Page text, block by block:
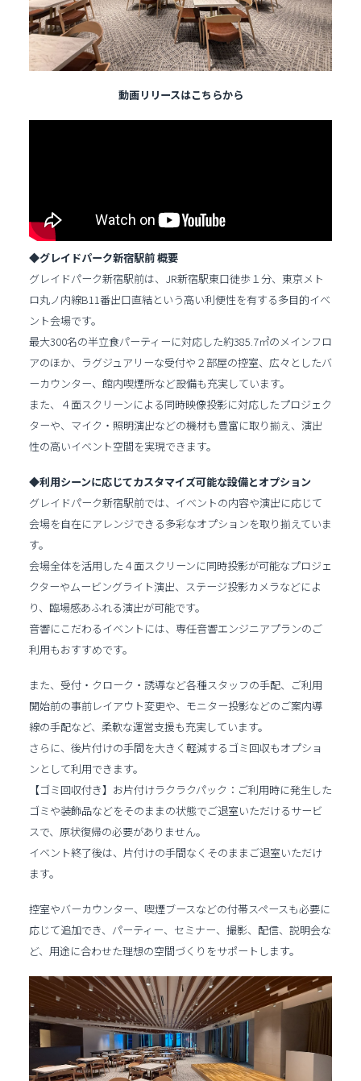
動画リリースはこちらから
◆グレイドパーク新宿駅前 概要
グレイドパーク新宿駅前は、JR新宿駅東口徒歩１分、東京メト
ロ丸ノ内線B11番出口直結という高い利便性を有する多目的イベ
ント会場です。
最大300名の半立食パーティーに対応した約385.7㎡のメインフロ
アのほか、ラグジュアリーな受付や２部屋の控室、広々としたバ
ーカウンター、館内喫煙所など設備も充実しています。
また、４面スクリーンによる同時映像投影に対応したプロジェク
ターや、マイク・照明演出などの機材も豊富に取り揃え、演出
性の高いイベント空間を実現できます。
◆利用シーンに応じてカスタマイズ可能な設備とオプション
グレイドパーク新宿駅前では、イベントの内容や演出に応じて
会場を自在にアレンジできる多彩なオプションを取り揃えていま
す。
会場全体を活用した４面スクリーンに同時投影が可能なプロジェ
クターやムービングライト演出、ステージ投影カメラなどによ
り、臨場感あふれる演出が可能です。
音響にこだわるイベントには、専任音響エンジニアプランのご
利用もおすすめです。
また、受付・クローク・誘導など各種スタッフの手配、ご利用
開始前の事前レイアウト変更や、モニター投影などのご案内導
線の手配など、柔軟な運営支援も充実しています。
さらに、後片付けの手間を大きく軽減するゴミ回収もオプショ
ンとして利用できます。
【ゴミ回収付き】お片付けラクラクパック：ご利用時に発生した
ゴミや装飾品などをそのままの状態でご退室いただけるサービ
スで、原状復帰の必要がありません。
イベント終了後は、片付けの手間なくそのままご退室いただけ
ます。
控室やバーカウンター、喫煙ブースなどの付帯スペースも必要に
応じて追加でき、パーティー、セミナー、撮影、配信、説明会な
ど、用途に合わせた理想の空間づくりをサポートします。